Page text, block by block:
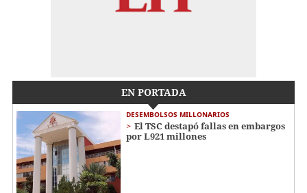
EN PORTADA
DESEMBOLSOS MILLONARIOS
El TSC destapó fallas en embargos
por L921 millones